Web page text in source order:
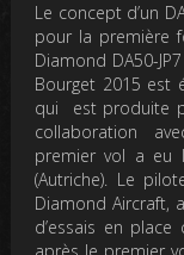
Le concept d’un
pour la première
Diamond DA50-
Bourget 2015 est
qui est produite
collaboration
premier vol a eu
(Autriche). Le
Diamond Aircraft,
d’essais en